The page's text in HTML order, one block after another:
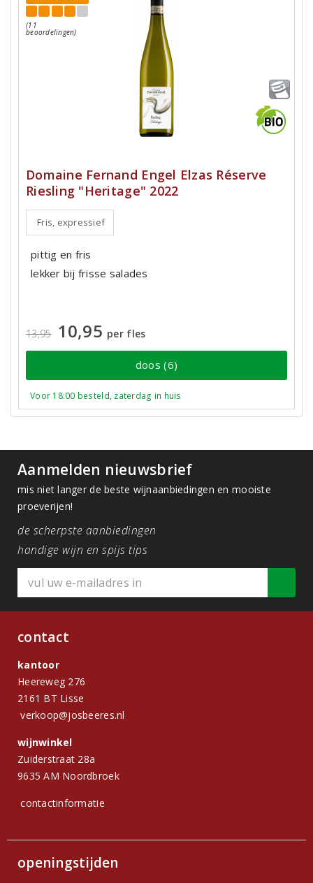
(11
beoordelingen)
Domaine Fernand Engel Elzas Réserve
Riesling "Heritage" 2022
Fris, expressief
pittig en fris
lekker bij frisse salades
13,95 10,95 per fles
doos (6)
Voor 18:00 besteld, zaterdag in huis
Aanmelden nieuwsbrief
mis niet langer de beste wijnaanbiedingen en mooiste
proeverijen!
de scherpste aanbiedingen
handige wijn en spijs tips
contact
kantoor
Heereweg 276
2161 BT Lisse
verkoop@josbeeres.nl
wijnwinkel
Zuiderstraat 28a
9635 AM Noordbroek
contactinformatie
openingstijden